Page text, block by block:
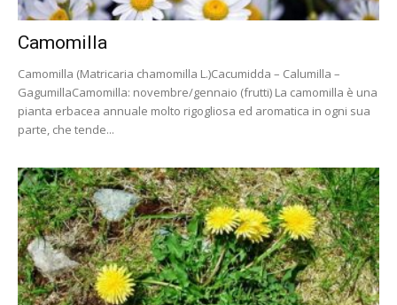
Camomilla
Camomilla (Matricaria chamomilla L.)Cacumidda – Calumilla –
GagumillaCamomilla: novembre/gennaio (frutti) La camomilla è una
pianta erbacea annuale molto rigogliosa ed aromatica in ogni sua
parte, che tende...